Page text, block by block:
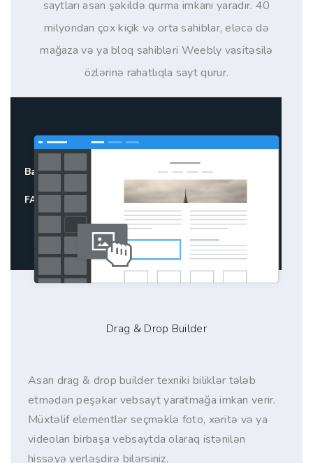
Baxış Xüsusiyyətləri Qiymətləndirmə
FAQ
saytları asan şəkildə qurma imkanı yaradır. 40
milyondan çox kiçik və orta sahiblar, eləcə də
mağaza və ya bloq sahibləri Weebly vasitəsilə
özlərinə rahatlıqla sayt qurur.
Drag & Drop Builder
Asan drag & drop builder texniki biliklər tələb
etmədən peşəkar vebsayt yaratmağa imkan verir.
Müxtəlif elementlər seçməklə foto, xəritə və ya
videoları birbaşa vebsaytda olaraq istənilən
hissəyə yerləşdirə bilərsiniz.